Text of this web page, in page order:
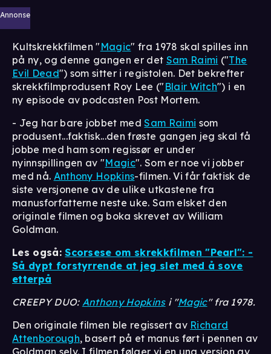
Annonse
Kultskrekkfilmen " Magic" fra 1978 skal spilles inn
på ny, og denne gangen er det Sam Raimi ("The
Evil Dead") som sitter i registolen. Det bekrefter
skrekkfilmprodusent Roy Lee (" Blair Witch") i en
ny episode av podcasten Post Mortem.
- Jeg har bare jobbet medSam Raimi som
produsent...faktisk...den frøste gangen jeg skal få
jobbe med ham som regissør er under
nyinnspillingen av "Magic". Som er noe vi jobber
med nå. Anthony Hopkins-filmen. Vi får faktisk de
siste versjonene av de ulike utkastene fra
manusforfatterne neste uke. Sam elsket den
originale filmen og boka skrevet av William
Goldman.
Les også:Scorsese om skrekkfilmen "Pearl": -
Så dypt forstyrrende at jeg slet med å sove
etterpå
CREEPY DUO: Anthony Hopkinsi "Magic" fra 1978.
Den originale filmen ble regissert av Richard
Attenborough, basert på et manus ført i pennen av
Goldman selv. I filmen følger vi en ung versjon av